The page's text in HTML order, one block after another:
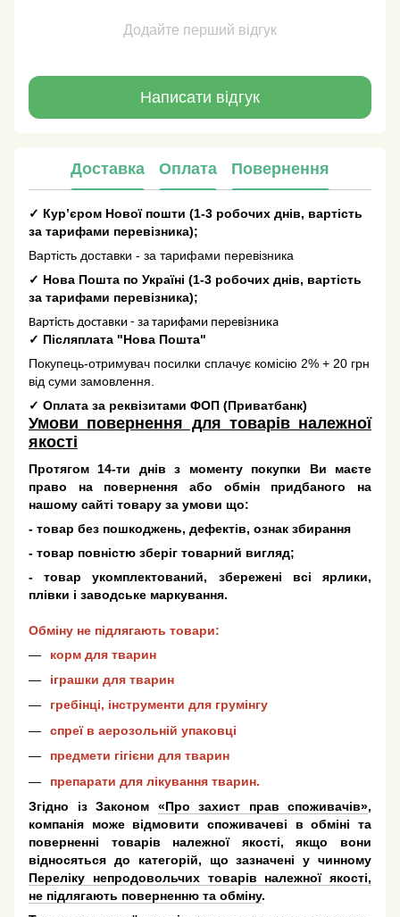
Додайте перший відгук
Написати відгук
Доставка Оплата Повернення
✓ Кур’єром Нової пошти (1-3 робочих днів, вартість
за тарифами перевізника);
Вартість доставки - за тарифами перевізника
✓ Нова Пошта по Україні (1-3 робочих днів, вартість
за тарифами перевізника);
Вартість доставки - за тарифами перевізника
✓ Післяплата "Нова Пошта"
Покупець-отримувач посилки сплачує комісію 2% + 20 грн
від суми замовлення.
✓ Оплата за реквізитами ФОП (Приватбанк)
Умови повернення для товарів належної
якості
Протягом 14-ти днів з моменту покупки Ви маєте
право на повернення або обмін придбаного на
нашому сайті товару за умови що:
- товар без пошкоджень, дефектів, ознак збирання
- товар повністю зберіг товарний вигляд;
- товар укомплектований, збережені всі ярлики,
плівки і заводське маркування.
Обміну не підлягають товари:
корм для тварин
іграшки для тварин
гребінці, інструменти для грумінгу
спреї в аерозольній упаковці
предмети гігієни для тварин
препарати для лікування тварин.
Згідно із Законом «Про захист прав споживачів»,
компанія може відмовити споживачеві в обміні та
поверненні товарів належної якості, якщо вони
відносяться до категорій, що зазначені у чинному
Переліку непродовольчих товарів належної якості,
не підлягають поверненню та обміну.